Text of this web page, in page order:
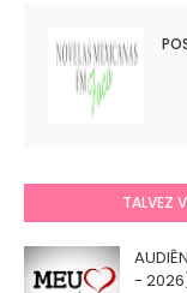
TALVEZ
-